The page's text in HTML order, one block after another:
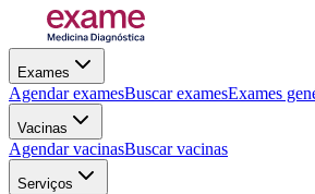
Exames
Agendar examesBuscar examesExames
Vacinas
Agendar vacinasBuscar vacinas
Serviços